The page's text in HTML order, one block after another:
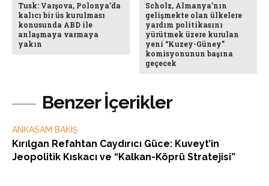
Benzer İçerikler
ANKASAM BAKIŞ
Kırılgan Refahtan Caydırıcı Güce: Kuveyt’in
Jeopolitik Kıskacı ve “Kalkan-Köprü Stratejisi”
Tusk: Varşova, Polonya’da
kalıcı bir üs kurulması
konusunda ABD ile
anlaşmaya varmaya
yakın
Scholz, Almanya’nın
gelişmekte olan ülkelere
yardım politikasını
yürütmek üzere kurulan
yeni “Kuzey-Güney”
komisyonunun başına
geçecek